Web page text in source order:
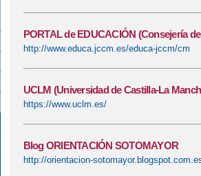
PORTAL de EDUCACIÓN (Consejería
http://www.educa.jccm.es/educa-jccm/cm
UCLM (Universidad de Castilla-La
https://www.uclm.es/
Blog ORIENTACIÓN SOTOMAYOR
http://orientacion-